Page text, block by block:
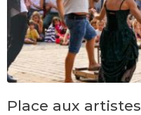
Place aux artistes